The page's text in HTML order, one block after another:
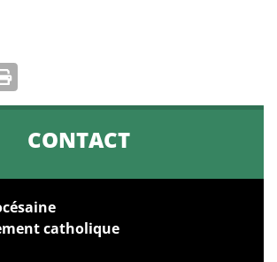
CONTACT
catholique